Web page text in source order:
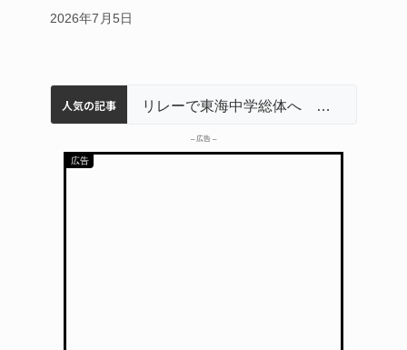
2026年7月5日
人気の記事
中学校の陶壁モニュメント 地元建設会社がボランティアで清掃 伊賀
名張市立病院のDMAT、熊本地震の被災地へ 能登以来3回目の派遣
【インターハイ⑨】ソフトテニス ミス減らし上位狙う 近大高専 リレーで東海中学総体へ 伊賀・名張
– 広告 –